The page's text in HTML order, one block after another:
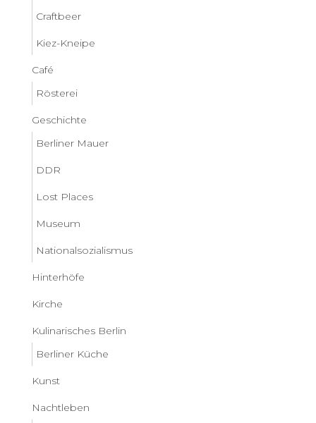
Craftbeer
Kiez-Kneipe
Café
Rösterei
Geschichte
Berliner Mauer
DDR
Lost Places
Museum
Nationalsozialismus
Hinterhöfe
Kirche
Kulinarisches Berlin
Berliner Küche
Kunst
Nachtleben